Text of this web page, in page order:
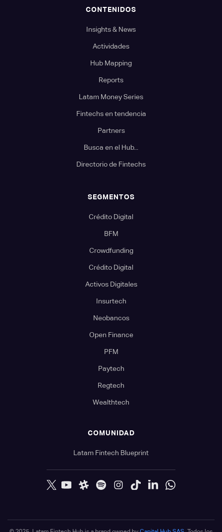
CONTENIDOS
Insights & News
Actividades
Hub Mapping
Reports
Latam Money Series
Fintechs en tendencia
Partners
Busca en el Hub...
Directorio de Fintechs
SEGMENTOS
Crédito Digital
BFM
Crowdfunding
Crédito Digital
Activos Digitales
Insurtech
Neobancos
Open Finance
PFM
Paytech
Regtech
Wealthtech
COMUNIDAD
Latam Fintech Blueprint